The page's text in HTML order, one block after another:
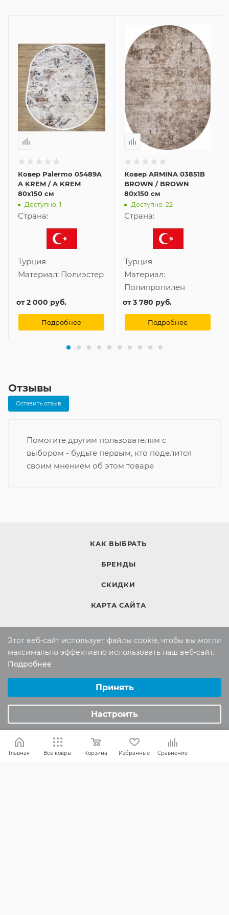
Ковер Palermo 05489A
A KREM / A KREM
80x150 см
Доступно: 1
Страна:
Турция
Материал: Полиэстер
от2 000 руб.
Подробнее
Ковер ARMINA 03851B
BROWN / BROWN
80x150 см
Доступно: 22
Страна:
Турция
Материал:
Полипропилен
от3 780 руб.
Подробнее
Отзывы
Оставить отзыв
Помогите другим пользователям с
выбором - будьте первым, кто поделится
своим мнением об этом товаре
КАК ВЫБРАТЬ
БРЕНДЫ
СКИДКИ
КАРТА САЙТА
КОМПАНИЯ
ИНФОРМАЦИЯ
Вопросы и ответы
Реквизиты
Главная Все ковры Корзина Избранные Сравнение
Этот веб-сайт использует файлы cookie, чтобы вы могли
максимально эффективно использовать наш веб-сайт.
Подробнее
Аналитические/Функциональные
Принять
Настроить